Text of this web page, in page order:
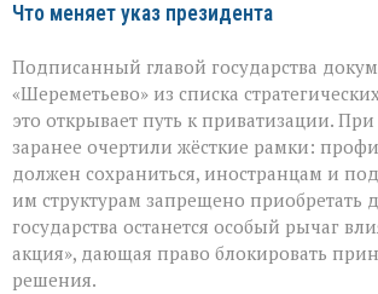
Что меняет указ президента
Подписанный главой государства
«Шереметьево» из списка
это открывает путь к приватизации.
заранее очертили жёсткие рамки:
должен сохраниться, иностранцам и
им структурам запрещено приобретать
государства останется особый рычаг
акция», дающая право блокировать
решения.